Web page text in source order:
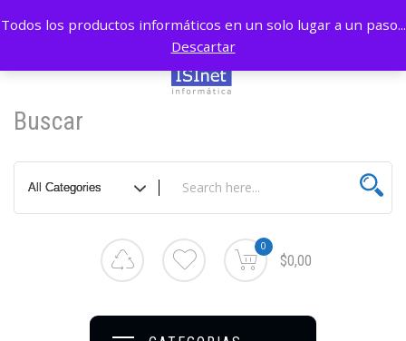
Buscar
0
$0,00
Todos los productos informáticos en un solo lugar a un paso...
Descartar